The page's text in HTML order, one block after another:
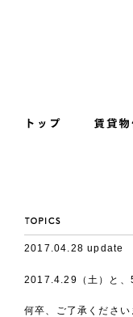
2017.04.28 update
2017.4.29（土）と、
何卒、ご了承ください